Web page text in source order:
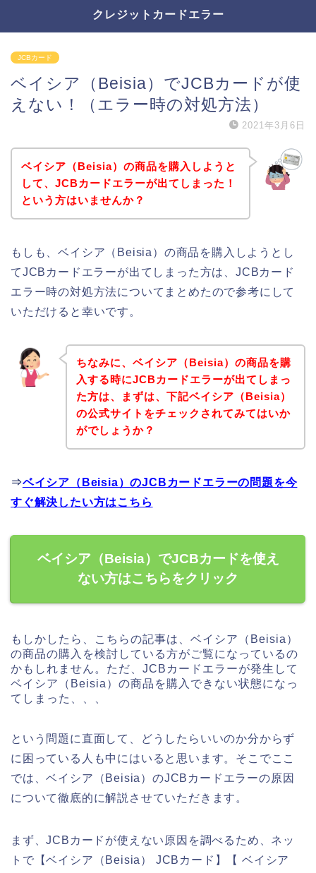
クレジットカードエラー
JCBカード
ベイシア（Beisia）でJCBカードが使
えない！（エラー時の対処方法）
2021年3月6日
ベイシア（Beisia）の商品を購入しようと
して、JCBカードエラーが出てしまった！
という方はいませんか？
もしも、ベイシア（Beisia）の商品を購入しようとし
てJCBカードエラーが出てしまった方は、JCBカード
エラー時の対処方法についてまとめたので参考にして
いただけると幸いです。
ちなみに、ベイシア（Beisia）の商品を購
入する時にJCBカードエラーが出てしまっ
た方は、まずは、下記ベイシア（Beisia）
の公式サイトをチェックされてみてはいか
がでしょうか？
⇒ベイシア（Beisia）のJCBカードエラーの問題を今
すぐ解決したい方はこちら
ベイシア（Beisia）でJCBカードを使え
ない方はこちらをクリック
もしかしたら、こちらの記事は、ベイシア（Beisia）
の商品の購入を検討している方がご覧になっているの
かもしれません。ただ、JCBカードエラーが発生して
ベイシア（Beisia）の商品を購入できない状態になっ
てしまった、、、
という問題に直面して、どうしたらいいのか分からず
に困っている人も中にはいると思います。そこでここ
では、ベイシア（Beisia）のJCBカードエラーの原因
について徹底的に解説させていただきます。
まず、JCBカードが使えない原因を調べるため、ネッ
トで【ベイシア（Beisia） JCBカード】【 ベイシア